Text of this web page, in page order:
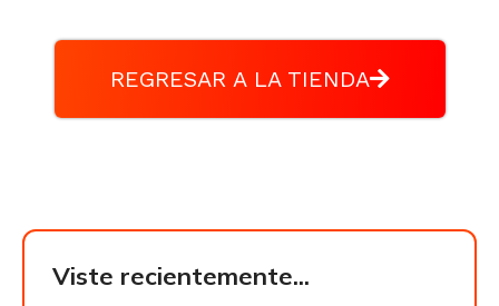
REGRESAR A LA TIENDA
Viste recientemente...